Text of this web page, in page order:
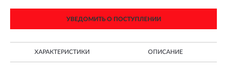
УВЕДОМИТЬ О ПОСТУПЛЕНИИ
ХАРАКТЕРИСТИКИ ОПИСАНИЕ